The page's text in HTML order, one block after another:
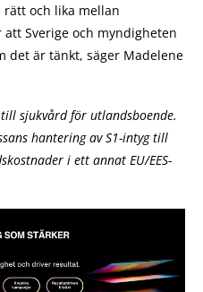
rätt och lika mellan
Sverige och myndigheten
det är tänkt, säger Madelene
sjukvård för utlandsboende.
hantering av S1-intyg till
i ett annat EU/EES-